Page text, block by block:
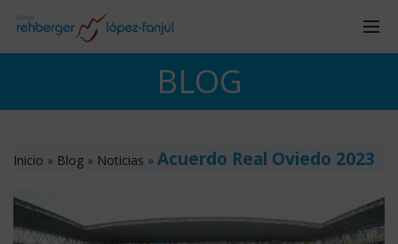
BLOG
Inicio » Blog » Noticias » Acuerdo Real Oviedo 2023